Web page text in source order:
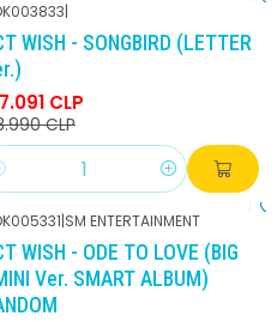
DCTO
|
WISH - SONGBIRD (LETTER
CLP
CLP
DCTO
SM ENTERTAINMENT
WISH - ODE TO LOVE (BIG
Ver. SMART ALBUM)